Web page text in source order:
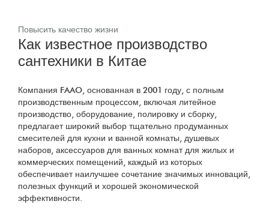
Повысить качество жизни
Как известное производство
сантехники в Китае
Компания FAAO, основанная в 2001 году, с полным
производственным процессом, включая литейное
производство, оборудование, полировку и сборку,
предлагает широкий выбор тщательно продуманных
смесителей для кухни и ванной комнаты, душевых
наборов, аксессуаров для ванных комнат для жилых и
коммерческих помещений, каждый из которых
обеспечивает наилучшее сочетание значимых инноваций,
полезных функций и хорошей экономической
эффективности.